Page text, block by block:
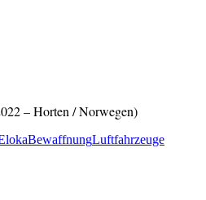
– Horten / Norwegen)
BewaffnungLuftfahrzeuge